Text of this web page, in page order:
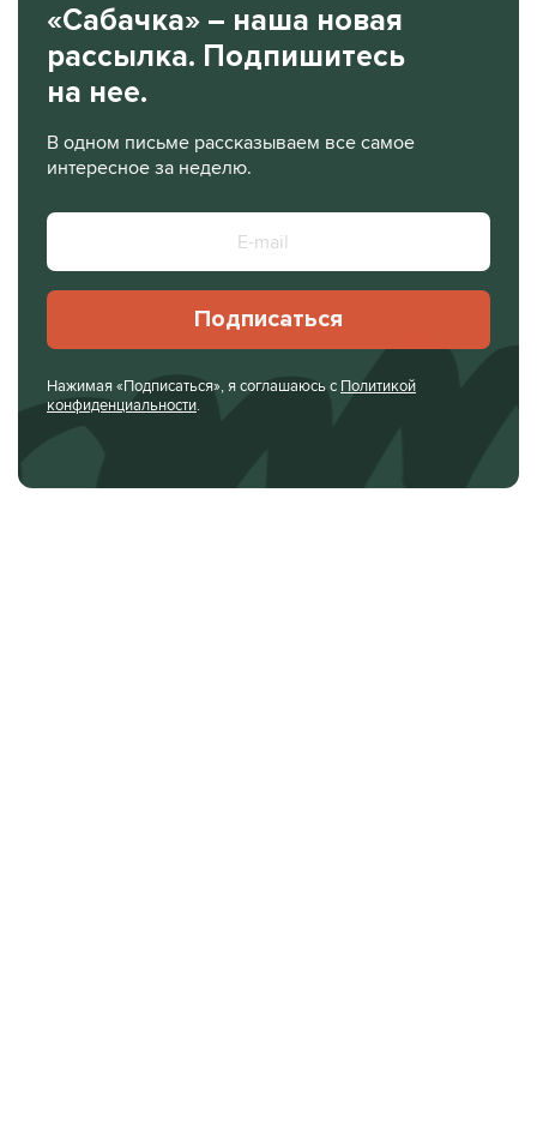
«Сабачка» – наша новая
рассылка. Подпишитесь
на нее.
В одном письме рассказываем все самое
интересное за неделю.
Подписаться
Нажимая «Подписаться», я соглашаюсь с Политикой
конфиденциальности.